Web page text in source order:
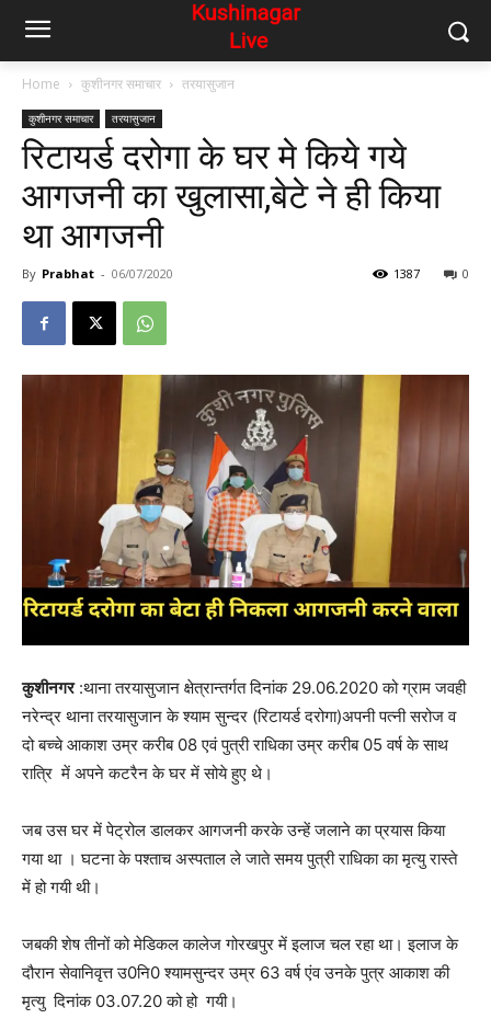
Home कुशीनगर समाचार तरयासुजान
कुशीनगर समाचार तरयासुजान
रिटायर्ड दरोगा के घर मे किये गये
आगजनी का खुलासा,बेटे ने ही किया
था आगजनी
By Prabhat - 06/07/2020 0
1387
कुशीनगर:थाना तरयासुजान क्षेत्रान्तर्गत दिनांक 29.06.2020 को ग्राम जवही
नरेन्द्र थाना तरयासुजान के श्याम सुन्दर (रिटायर्ड दरोगा)अपनी पत्नी सरोज व
दो बच्चे आकाश उम्र करीब 08 एवं पुत्री राधिका उम्र करीब 05 वर्ष के साथ
रात्रि में अपने कटरैन के घर में सोये हुए थे।
जब उस घर में पेट्रोल डालकर आगजनी करके उन्हें जलाने का प्रयास किया
गया था । घटना के पश्ताच अस्पताल ले जाते समय पुत्री राधिका का मृत्यु रास्ते
में हो गयी थी।
जबकी शेष तीनों को मेडिकल कालेज गोरखपुर में इलाज चल रहा था। इलाज के
दौरान सेवानिवृत्त उ0नि0 श्यामसुन्दर उम्र 63 वर्ष एंव उनके पुत्र आकाश की
मृत्यु दिनांक 03.07.20 को हो गयी।